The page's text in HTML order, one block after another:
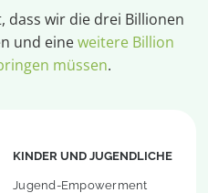
dass wir die drei Billionen
und eineweitere Billion
müssen.
KINDER UND JUGENDLICHE
Jugend-Empowerment